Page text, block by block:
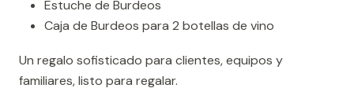
Estuche de Burdeos
Caja de Burdeos para 2 botellas de vino
Un regalo sofisticado para clientes, equipos y
familiares, listo para regalar.